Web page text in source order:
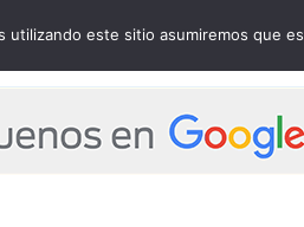
utilizando este sitio asumiremos que